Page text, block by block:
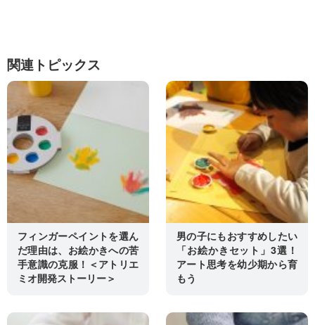
関連トピックス
フィンガーペイントを選ん
だ理由は、お絵かきへの苦
手意識の克服！＜アトリエ
ミオ開発ストーリー＞
男の子にもおすすめしたい
「お絵かきセット」3選！
アート思考を幼少期から育
もう